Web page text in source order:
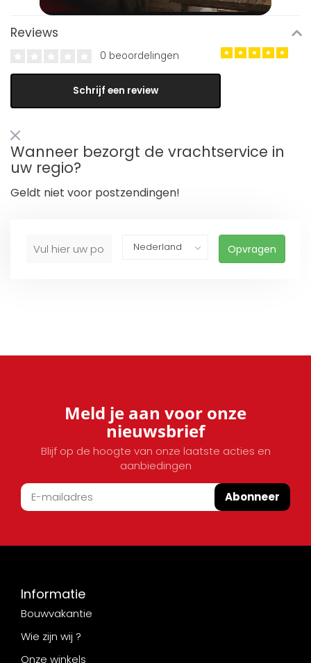
Reviews
0 beoordelingen
Schrijf een review
Wanneer bezorgt de vrachtservice in
uw regio?
Geldt niet voor postzendingen!
Opvragen
Meld je aan voor onze
nieuwsbrief
Blijf op de hoogte van onze laatste acties en
aanbiedingen
Abonneer
Informatie
Bouwvakantie
Wie zijn wij ?
Onze winkels